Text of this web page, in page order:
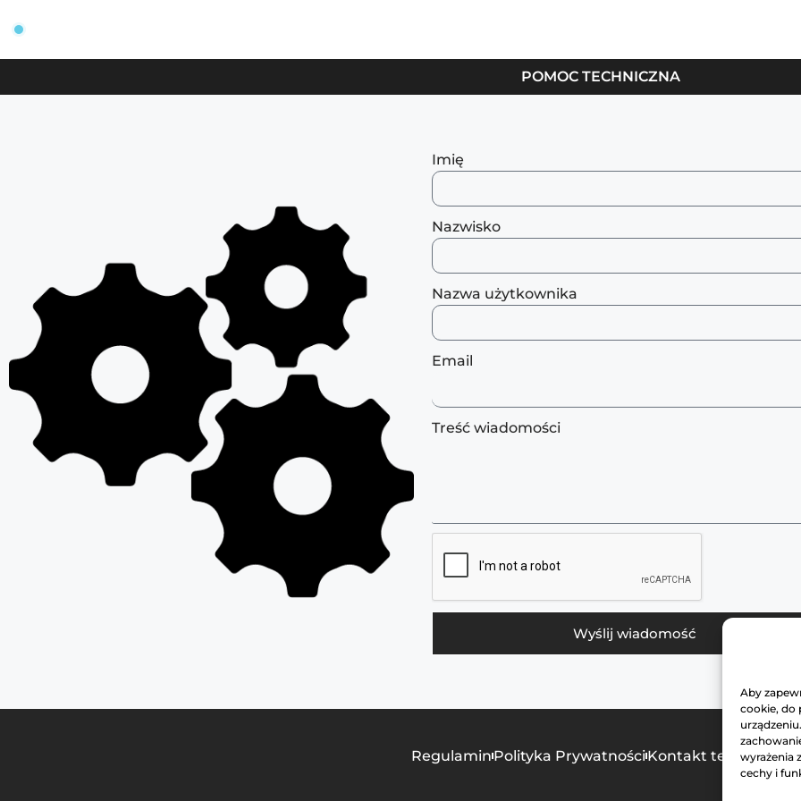
Aby
cookie, do
wyrażenia
cechy i
POMOC TECHNICZNA
Imię
Nazwisko
Nazwa użytkownika
Email
Treść wiadomości
Wyślij wiadomość
Regulamin Polityka PrywatnościKontakt techniczny